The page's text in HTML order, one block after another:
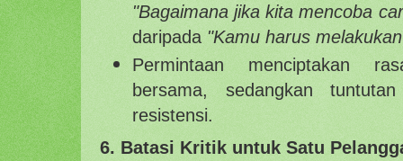
"Bagaimana jika kita mencoba
daripada "Kamu harus
Permintaan menciptakan
bersama, sedangkan
resistensi.
6. Batasi Kritik untuk Satu